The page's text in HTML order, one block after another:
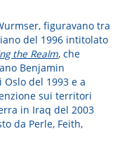
figuravano tra
del 1996 intitolato
the Realm, che
Benjamin
del 1993 e a
sui territori
in Iraq del 2003
da Perle, Feith,